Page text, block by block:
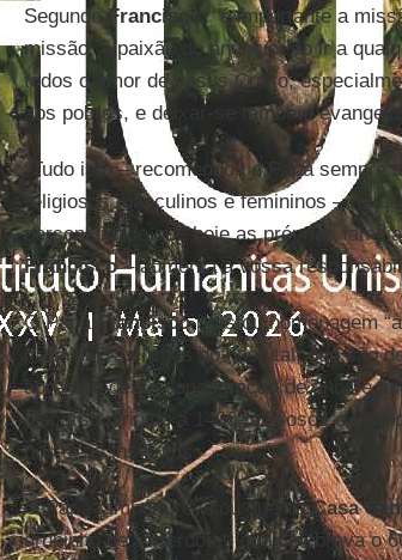
SegundoFrancisco , “é importante a
missão, à paixão do anúncio, do ir a
todos o amor de Jesus Cristo,
aos pobres, e deixar-se também
“Tudo isto – recomendou o Papa
religiosos masculinos e femininos –
personalidade que hoje as próprias
Francisco– aumenta a vossa
O Papa Franciscoprestou homenagem
trabalhar, as Irmãs do hospital, que são
aprender desta consagração de anos e
discurso dirigido a 1400 religiosos e
nos seus institutos.
O Papa também revelou que naCasa
grupinho de sacerdotes que celebrava o